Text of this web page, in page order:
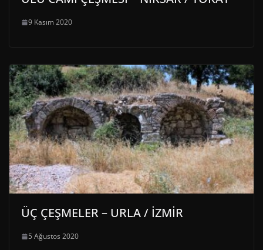
9 Kasım 2020
ÜÇ ÇEŞMELER – URLA / İZMİR
5 Ağustos 2020